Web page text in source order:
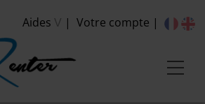
Aides V Votre compte